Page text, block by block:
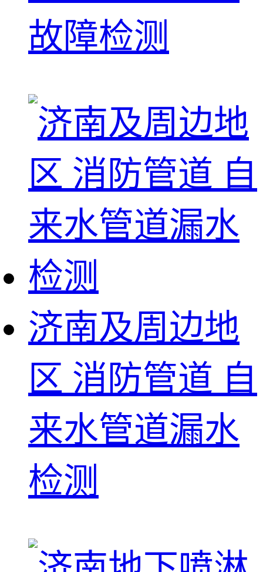
故障检测
济南及周边地
区 消防管道 自
来水管道漏水
检测